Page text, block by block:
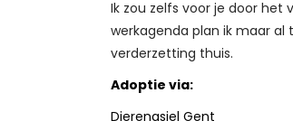
Ik zou zelfs voor je door
werkagenda plan ik maar
verderzetting thuis.
Adoptie via:
Dierenasiel Gent